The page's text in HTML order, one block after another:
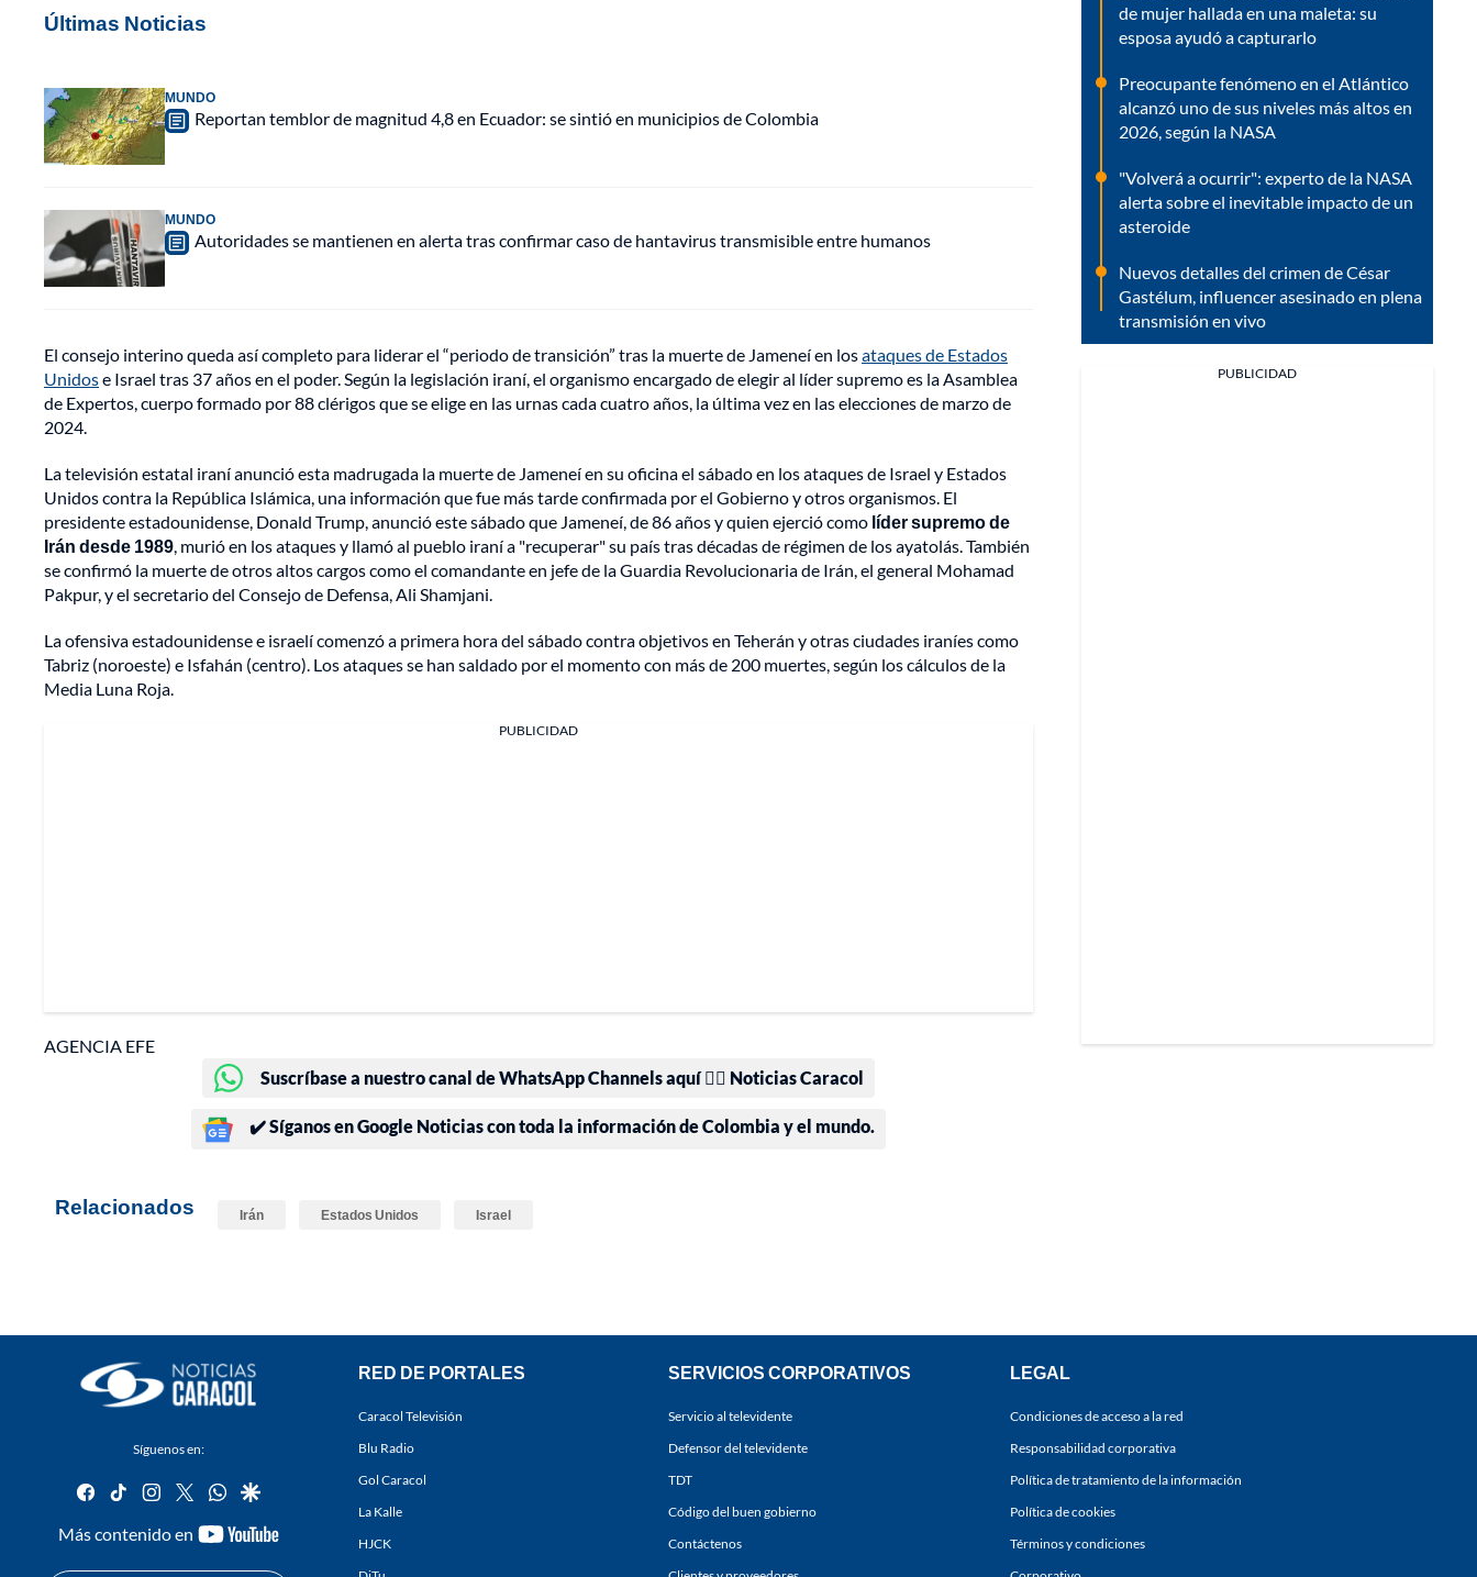
Últimas Noticias
MUNDO
Reportan temblor de magnitud 4,8 en Ecuador: se sintió en municipios de Colombia
MUNDO
Autoridades se mantienen en alerta tras confirmar caso de hantavirus transmisible entre humanos
El consejo interino queda así completo para liderar el “periodo de transición” tras la muerte de Jameneí en losataques de Estados
Unidose Israel tras 37 años en el poder. Según la legislación iraní, el organismo encargado de elegir al líder supremo es la Asamblea
de Expertos, cuerpo formado por 88 clérigos que se elige en las urnas cada cuatro años, la última vez en las elecciones de marzo de
2024.
La televisión estatal iraní anunció esta madrugada la muerte de Jameneí en su oficina el sábado en los ataques de Israel y Estados
Unidos contra la República Islámica, una información que fue más tarde confirmada por el Gobierno y otros organismos. El
presidente estadounidense, Donald Trump, anunció este sábado que Jameneí, de 86 años y quien ejerció como líder supremo de
Irán desde 1989, murió en los ataques y llamó al pueblo iraní a "recuperar" su país tras décadas de régimen de los ayatolás. También
se confirmó la muerte de otros altos cargos como el comandante en jefe de la Guardia Revolucionaria de Irán, el general Mohamad
Pakpur, y el secretario del Consejo de Defensa, Ali Shamjani.
La ofensiva estadounidense e israelí comenzó a primera hora del sábado contra objetivos en Teherán y otras ciudades iraníes como
Tabriz (noroeste) e Isfahán (centro). Los ataques se han saldado por el momento con más de 200 muertes, según los cálculos de la
Media Luna Roja.
PUBLICIDAD
AGENCIA EFE
Suscríbase a nuestro canal de WhatsApp Channels aquí 👉🏻 Noticias Caracol
✔️ Síganos en Google Noticias con toda la información de Colombia y el mundo.
Relacionados Irán Estados Unidos Israel
de mujer hallada en una maleta: su
esposa ayudó a capturarlo
Preocupante fenómeno en el Atlántico
alcanzó uno de sus niveles más altos en
2026, según la NASA
"Volverá a ocurrir": experto de la NASA
alerta sobre el inevitable impacto de un
asteroide
Nuevos detalles del crimen de César
Gastélum, influencer asesinado en plena
transmisión en vivo
PUBLICIDAD
Síguenos en:
facebook
tiktok instagram
twitterwhatsapp
google
Más contenido en
youtube-
RED DE PORTALES
Caracol Televisión
Blu Radio
Gol Caracol
La Kalle
HJCK
SERVICIOS CORPORATIVOS
Servicio al televidente
Defensor del televidente
TDT
Código del buen gobierno
Contáctenos
LEGAL
Condiciones de acceso a la red
Responsabilidad corporativa
Política de tratamiento de la información
Política de cookies
Términos y condiciones